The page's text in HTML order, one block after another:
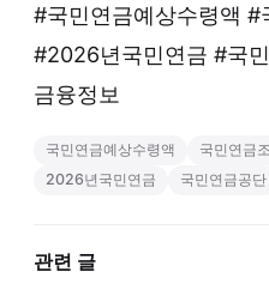
#국민연금예상수령액 #
#2026년국민연금 #국
금융정보
국민연금예상수령액 국민연금
2026년국민연금
국민연금공단
관련 글